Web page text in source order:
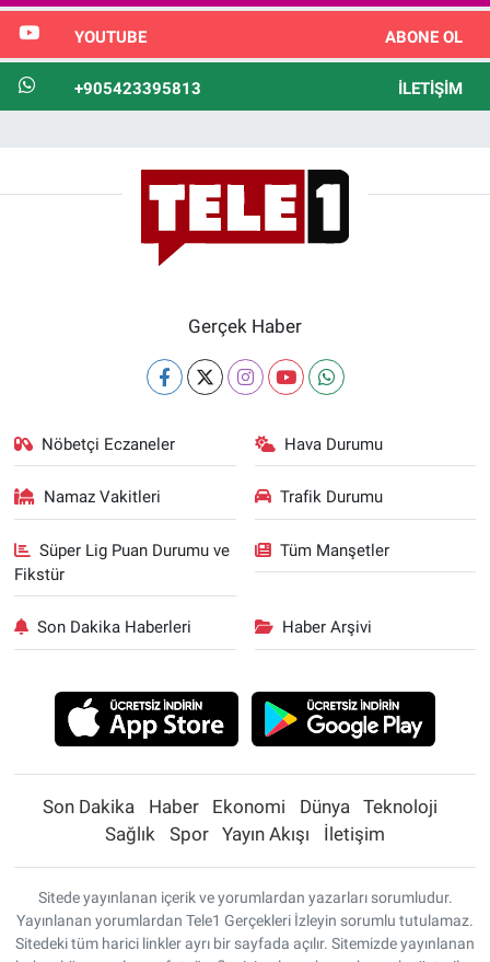
YOUTUBE ABONE OL
+905423395813 İLETIŞIM
Gerçek Haber
Nöbetçi Eczaneler Hava Durumu
Namaz Vakitleri Trafik Durumu
Süper Lig Puan Durumu ve
Fikstür
Tüm Manşetler
Son Dakika Haberleri Haber Arşivi
Son Dakika Haber Ekonomi Dünya
Teknoloji
Sağlık
Spor Yayın Akışı İletişim
Sitede yayınlanan içerik ve yorumlardan yazarları sorumludur.
Yayınlanan yorumlardan Tele1 Gerçekleri İzleyin sorumlu tutulamaz.
Sitedeki tüm harici linkler ayrı bir sayfada açılır. Sitemizde yayınlanan